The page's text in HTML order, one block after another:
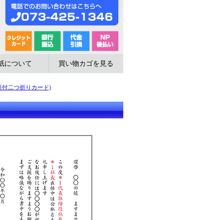
について 買い物カゴを見る
付二つ折りカード)